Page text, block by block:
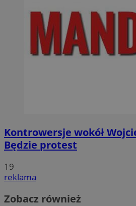
Kontrowersje wokół
Będzie protest
19
reklama
Zobacz również